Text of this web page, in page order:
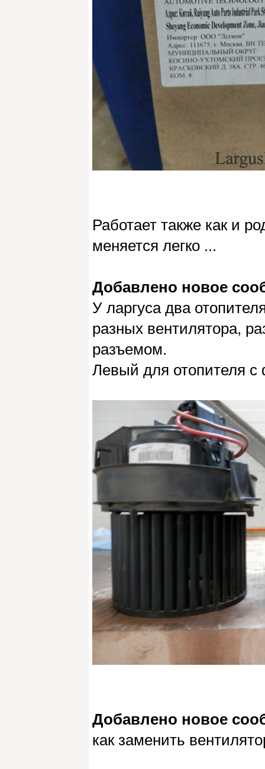
Работает также как и
меняется легко ...
Добавлено новое
У ларгуса два
разных вентилятора,
разъемом.
Левый для отопителя
Добавлено новое
как заменить